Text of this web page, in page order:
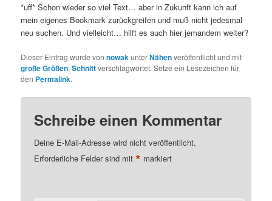
*uff* Schon wieder so viel Text… aber in Zukunft kann ich auf
mein eigenes Bookmark zurückgreifen und muß nicht jedesmal
neu suchen. Und vielleicht… hilft es auch hier jemandem weiter?
Dieser Eintrag wurde vonnowakunterNähenveröffentlicht und mit
große Größen,Schnittverschlagwortet. Setze ein Lesezeichen für
den Permalink.
Schreibe einen Kommentar
Deine E-Mail-Adresse wird nicht veröffentlicht.
Erforderliche Felder sind mit* markiert